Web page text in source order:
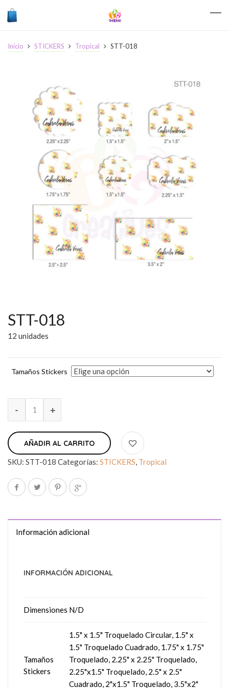
Inicio STICKERS Tropical STT-018
STT-018
12 unidades
Tamaños Stickers
AÑADIR AL CARRITO
SKU: STT-018 Categorías: STICKERS, Tropical
Información adicional
INFORMACIÓN ADICIONAL
Dimensiones N/D
Tamaños
Stickers
1.5" x 1.5" Troquelado Circular, 1.5" x
1.5" Troquelado Cuadrado, 1.75" x 1.75"
Troquelado, 2.25" x 2.25" Troquelado,
2.25"x1.5" Troquelado, 2.5" x 2.5"
Cuadrado, 2"x1.5" Troquelado, 3.5"x2"